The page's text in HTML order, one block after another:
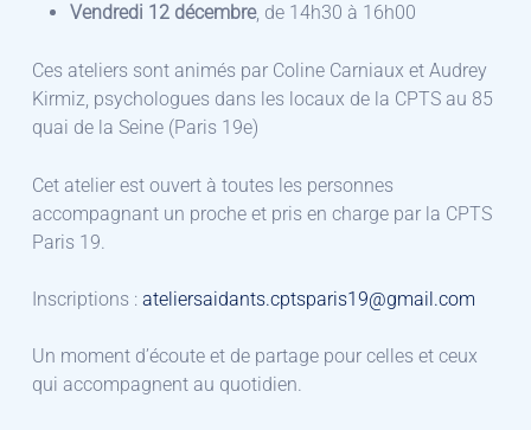
Vendredi 12 décembre, de 14h30 à 16h00
Ces ateliers sont animés par Coline Carniaux et Audrey
Kirmiz, psychologues dans les locaux de la CPTS au 85
quai de la Seine (Paris 19e)
Cet atelier est ouvert à toutes les personnes
accompagnant un proche et pris en charge par la CPTS
Paris 19.
Inscriptions : ateliersaidants.cptsparis19@gmail.com
Un moment d’écoute et de partage pour celles et ceux
qui accompagnent au quotidien.